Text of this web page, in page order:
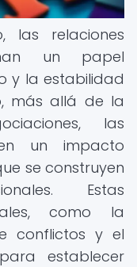
las relaciones
un papel
y la estabilidad
más allá de la
las
un impacto
se construyen
Estas
como la
conflictos y el
establecer